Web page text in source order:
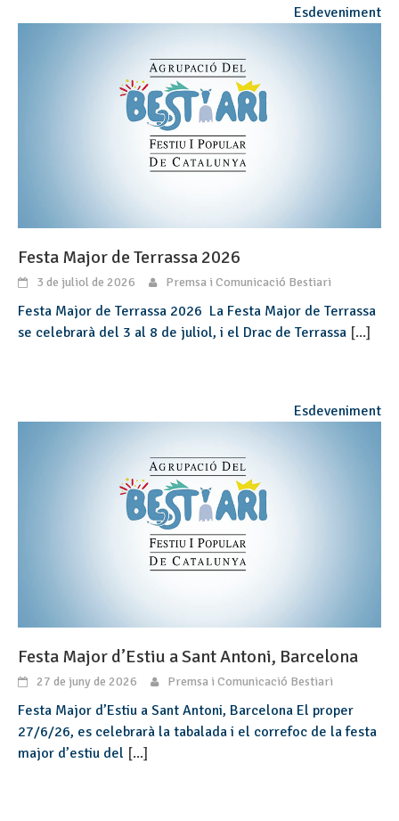
Esdeveniment
Festa Major de Terrassa 2026
3 de juliol de 2026 Premsa i Comunicació Bestiari
Festa Major de Terrassa 2026 La Festa Major de Terrassa
se celebrarà del 3 al 8 de juliol, i el Drac de Terrassa [...]
Esdeveniment
Festa Major d’Estiu a Sant Antoni, Barcelona
27 de juny de 2026 Premsa i Comunicació Bestiari
Festa Major d’Estiu a Sant Antoni, Barcelona El proper
27/6/26, es celebrarà la tabalada i el correfoc de la festa
major d’estiu del [...]